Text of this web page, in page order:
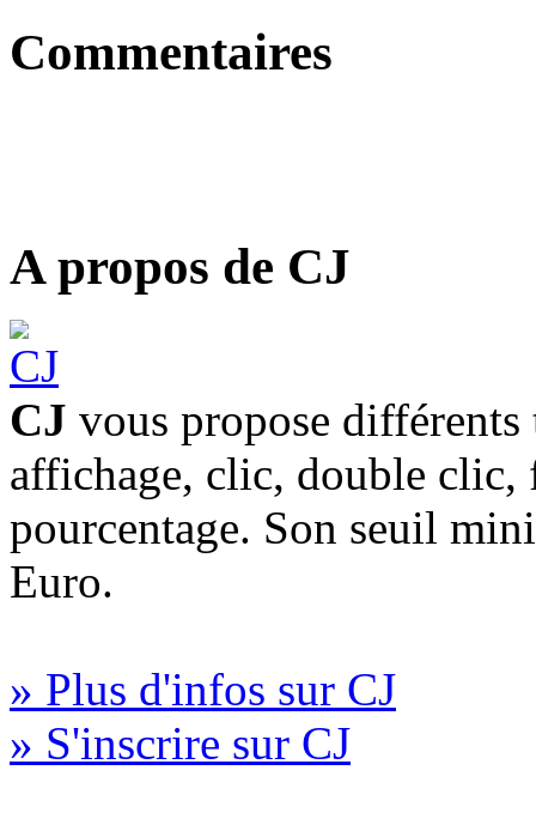
Commentaires
A propos de CJ
CJ vous propose
affichage, clic, double clic,
pourcentage. Son seuil
Euro.
» Plus d'infos sur CJ
» S'inscrire sur CJ